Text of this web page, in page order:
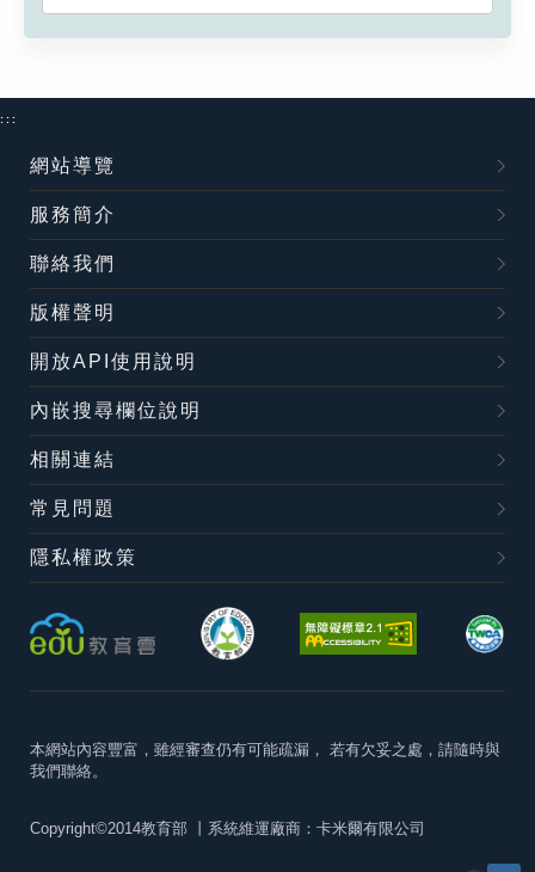
:::
網站導覽
服務簡介
聯絡我們
版權聲明
開放API使用說明
內嵌搜尋欄位說明
相關連結
常見問題
隱私權政策
本網站內容豐富，雖經審查仍有可能疏漏， 若有欠妥之處，請隨時與
我們聯絡。
Copyright©2014教育部 丨系統維運廠商：卡米爾有限公司